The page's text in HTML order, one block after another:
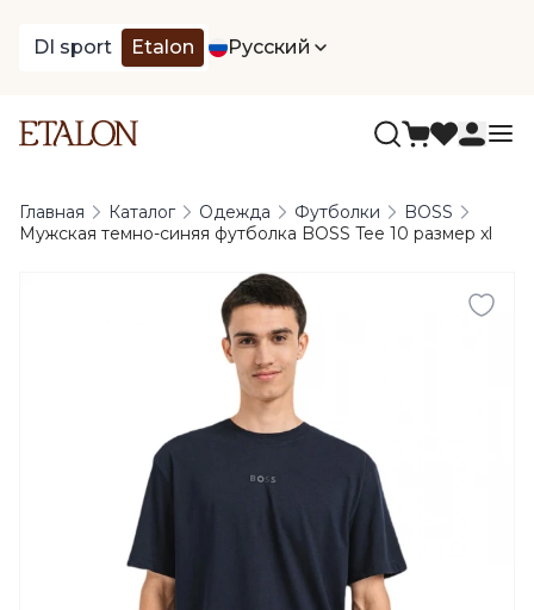
DI sport Etalon Русский
Главная Каталог Одежда Футболки
BOSS
Мужская темно-синяя футболка BOSS Tee 10 размер xl